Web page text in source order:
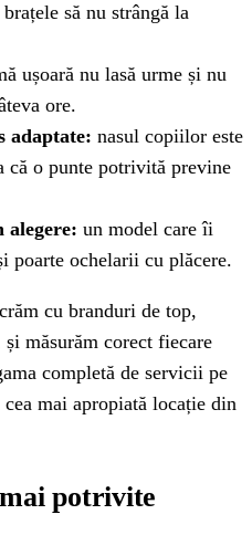
să nu strângă la
ușoară nu lasă urme și nu
ore.
adaptate: nasul copiilor este
că o punte potrivită previne
un model care îi
poarte ochelarii cu plăcere.
cu branduri de top,
măsurăm corect fiecare
completă de servicii pe
mai apropiată locație din
potrivite